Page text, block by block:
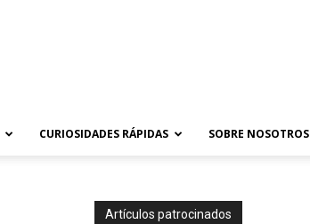
CURIOSIDADES RÁPIDAS SOBRE NOSOTROS
Artículos patrocinados